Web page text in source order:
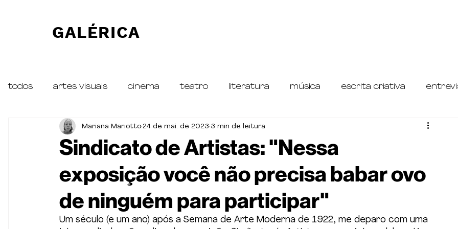
GALÉRICA
todos artes visuais cinema teatro literatura música escrita criativa
traduções ESPECIAL Petra von Kant Retrospectiva do Teatro Paulistano
Sindicato de Artistas: "Nessa
exposição você não precisa babar ovo
de ninguém para participar"
Mariana Mariotto 24 de mai. de 2023 3 min de leitura
Um século (e um ano) após a Semana de Arte Moderna de 1922, me deparo com uma